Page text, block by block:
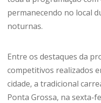
permanecendo no local
noturnas.
Entre os destaques da
competitivos realizados
cidade, a tradicional
Ponta Grossa, na sexta-